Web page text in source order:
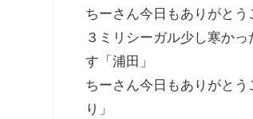
ちーさん今日もありがとう
３ミリシーガル少し寒か
す「浦田」
ちーさん今日もありがと
り」